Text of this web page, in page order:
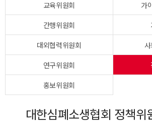
교육위원회
가
간행위원회
대외협력위원회
연구위원회
홍보위원회
대한심폐소생협회 정책위